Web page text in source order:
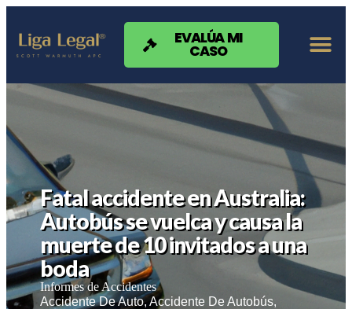
Nota:
sitio
web
sistema
EVALÚA MI
CASO
Fatal accidente en Australia:
Autobús se vuelca y causa la
muerte de 10 invitados a una
boda
Informes de Accidentes
Accidente De Auto,Accidente De Autobús,